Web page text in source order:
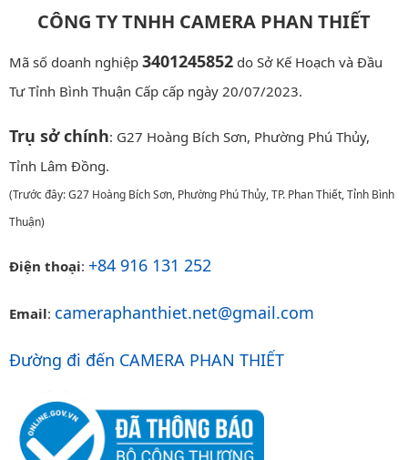
CÔNG TY TNHH CAMERA PHAN THIẾT
Mã số doanh nghiệp 3401245852 do Sở Kế Hoạch và Đầu
Tư Tỉnh Bình Thuận Cấp cấp ngày 20/07/2023.
Trụ sở chính: G27 Hoàng Bích Sơn, Phường Phú Thủy,
Tỉnh Lâm Đồng.
(Trước đây: G27 Hoàng Bích Sơn, Phường Phú Thủy, TP. Phan Thiết, Tỉnh Bình
Thuận)
Điện thoại: +84 916 131 252
Email: cameraphanthiet.net@gmail.com
Đường đi đến CAMERA PHAN THIẾT